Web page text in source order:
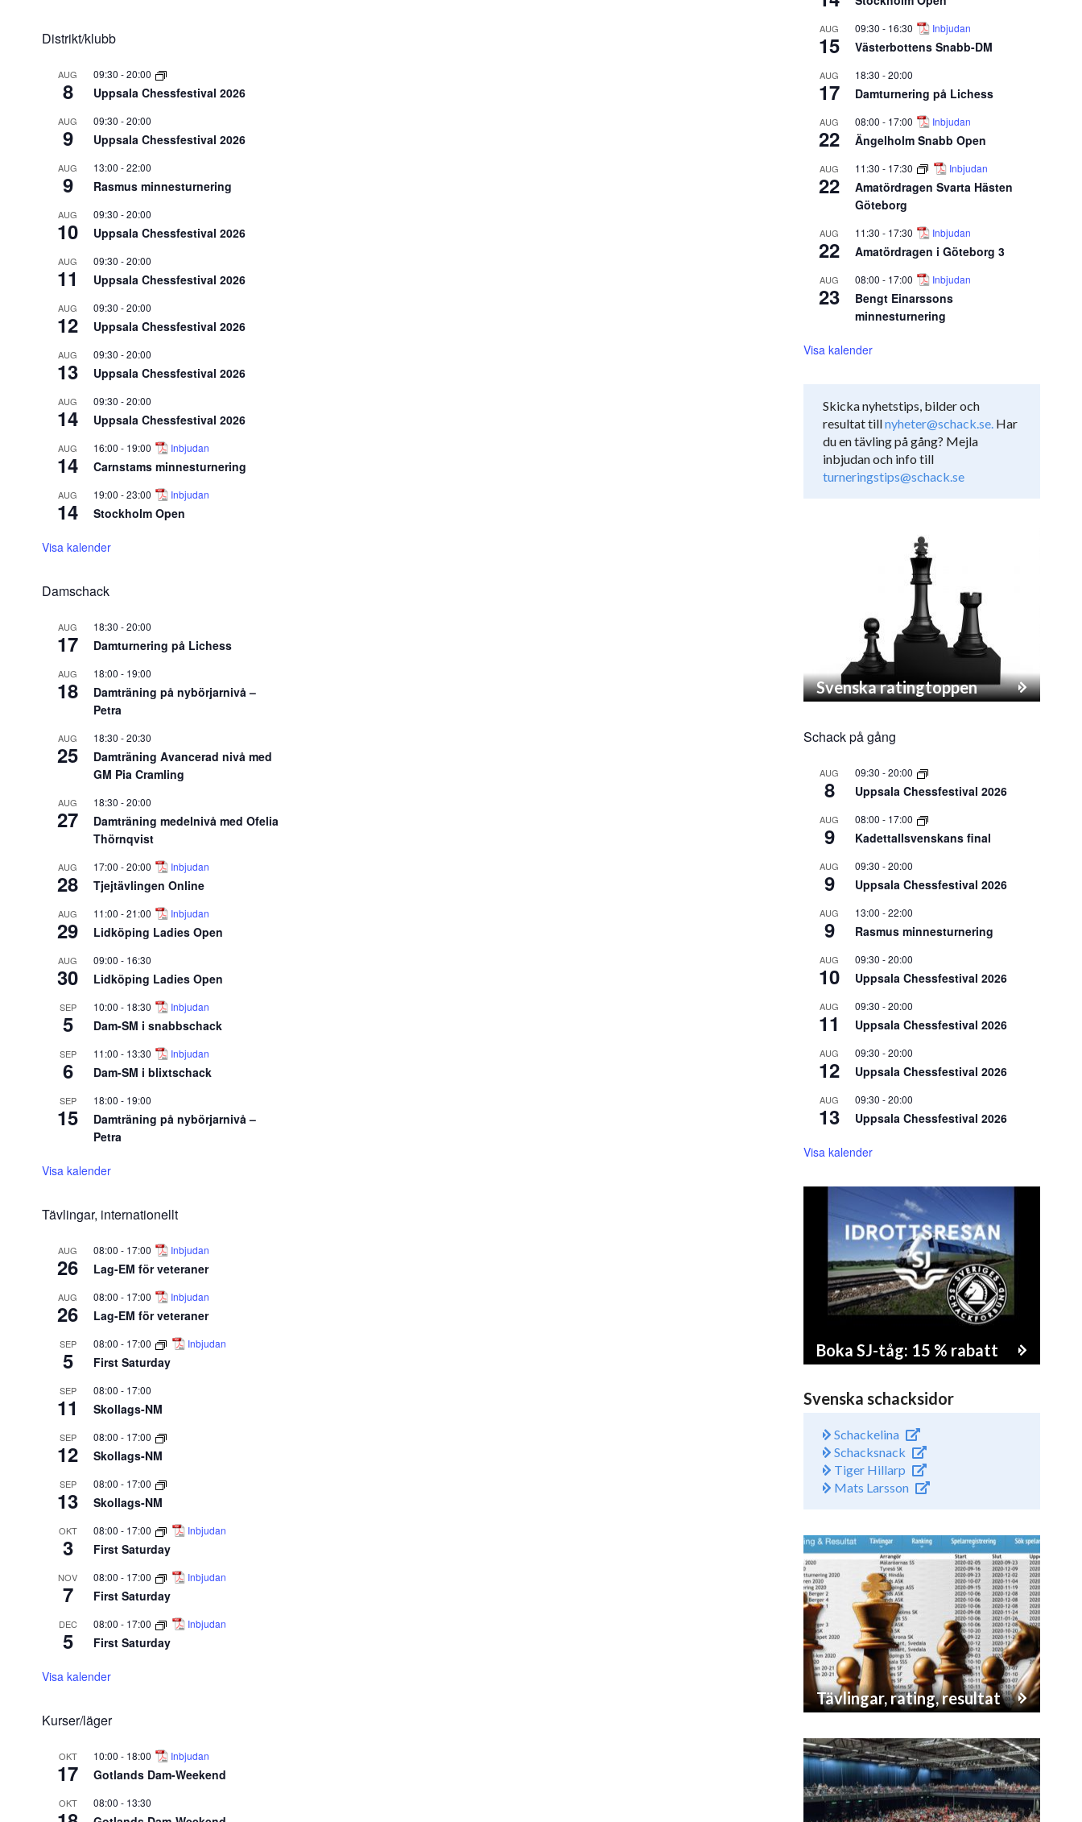
Distrikt/klubb
AUG
8
09:30 -20:00
Uppsala Chessfestival 2026
AUG
9
09:30 -20:00
Uppsala Chessfestival 2026
AUG
9
13:00 -22:00
Rasmus minnesturnering
AUG
10
09:30 -20:00
Uppsala Chessfestival 2026
AUG
11
09:30 -20:00
Uppsala Chessfestival 2026
AUG
12
09:30 -20:00
Uppsala Chessfestival 2026
AUG
13
09:30 -20:00
Uppsala Chessfestival 2026
AUG
14
09:30 -20:00
Uppsala Chessfestival 2026
AUG
14
16:00 - 19:00 Inbjudan
Carnstams minnesturnering
AUG
14
19:00 -23:00 Inbjudan
Stockholm Open
Visa kalender
Damschack
AUG
17
18:30 -20:00
Damturnering på Lichess
AUG
18
18:00 - 19:00
Damträning på nybörjarnivå –
Petra
AUG
25
18:30 -20:30
Damträning Avancerad nivå med
GM Pia Cramling
AUG
27
18:30 -20:00
Damträning medelnivå med Ofelia
Thörnqvist
AUG
28
17:00 -20:00 Inbjudan
Tjejtävlingen Online
AUG
29
11:00 -21:00 Inbjudan
Lidköping Ladies Open
AUG
30
09:00 - 16:30
Lidköping Ladies Open
SEP
5
10:00 - 18:30 Inbjudan
Dam-SM i snabbschack
SEP
6
11:00 - 13:30 Inbjudan
Dam-SM i blixtschack
SEP
15
18:00 - 19:00
Damträning på nybörjarnivå –
Petra
Visa kalender
Tävlingar, internationellt
AUG
26
08:00 - 17:00 Inbjudan
Lag-EM för veteraner
AUG
26
08:00 - 17:00 Inbjudan
Lag-EM för veteraner
SEP
5
08:00 - 17:00 Inbjudan
First Saturday
SEP
11
08:00 - 17:00
Skollags-NM
SEP
12
08:00 - 17:00
Skollags-NM
SEP
13
08:00 - 17:00
Skollags-NM
OKT
3
08:00 - 17:00 Inbjudan
First Saturday
NOV
7
08:00 - 17:00 Inbjudan
First Saturday
DEC
5
08:00 - 17:00 Inbjudan
First Saturday
Visa kalender
Kurser/läger
OKT
17
10:00 - 18:00 Inbjudan
Gotlands Dam-Weekend
OKT 08:00 - 13:30
AUG
15
09:30 - 16:30 Inbjudan
Västerbottens Snabb-DM
AUG
17
18:30 -20:00
Damturnering på Lichess
AUG
22
08:00 - 17:00 Inbjudan
Ängelholm Snabb Open
AUG
22
11:30 - 17:30 Inbjudan
Amatördragen Svarta Hästen
Göteborg
AUG
22
11:30 - 17:30 Inbjudan
Amatördragen i Göteborg 3
AUG
23
08:00 - 17:00 Inbjudan
Bengt Einarssons
minnesturnering
Visa kalender
Skicka nyhetstips, bilder och
resultat tillnyheter@schack.se. Har
du en tävling på gång? Mejla
inbjudan och info till
turneringstips@schack.se
Svenska ratingtoppen
Schack på gång
AUG
8
09:30 -20:00
Uppsala Chessfestival 2026
AUG
9
08:00 - 17:00
Kadettallsvenskans final
AUG
9
09:30 -20:00
Uppsala Chessfestival 2026
AUG
9
13:00 -22:00
Rasmus minnesturnering
AUG
10
09:30 -20:00
Uppsala Chessfestival 2026
AUG
11
09:30 -20:00
Uppsala Chessfestival 2026
AUG
12
09:30 -20:00
Uppsala Chessfestival 2026
AUG
13
09:30 -20:00
Uppsala Chessfestival 2026
Visa kalender
Boka SJ-tåg: 15 % rabatt
Svenska schacksidor
Schackelina
Schacksnack
Tiger Hillarp
Mats Larsson
Tävlingar, rating, resultat